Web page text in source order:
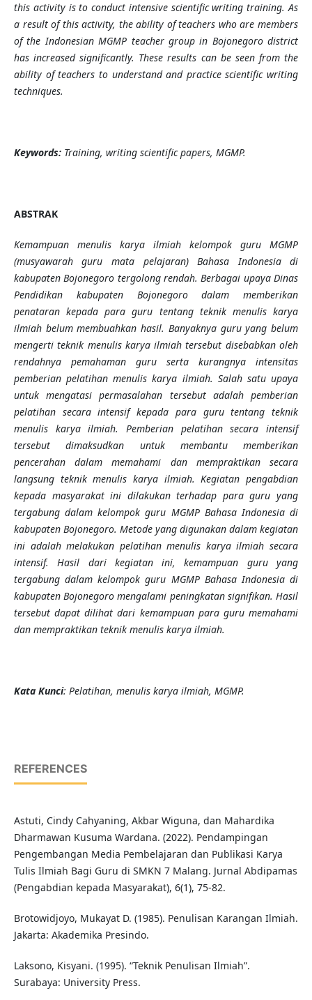
this activity is to conduct intensive scientific writing training. As
a result of this activity, the ability of teachers who are members
of the Indonesian MGMP teacher group in Bojonegoro district
has increased significantly. These results can be seen from the
ability of teachers to understand and practice scientific writing
techniques.
Keywords: Training, writing scientific papers, MGMP.
ABSTRAK
Kemampuan menulis karya ilmiah kelompok guru MGMP
(musyawarah guru mata pelajaran) Bahasa Indonesia di
kabupaten Bojonegoro tergolong rendah. Berbagai upaya Dinas
Pendidikan kabupaten Bojonegoro dalam memberikan
penataran kepada para guru tentang teknik menulis karya
ilmiah belum membuahkan hasil. Banyaknya guru yang belum
mengerti teknik menulis karya ilmiah tersebut disebabkan oleh
rendahnya pemahaman guru serta kurangnya intensitas
pemberian pelatihan menulis karya ilmiah. Salah satu upaya
untuk mengatasi permasalahan tersebut adalah pemberian
pelatihan secara intensif kepada para guru tentang teknik
menulis karya ilmiah. Pemberian pelatihan secara intensif
tersebut dimaksudkan untuk membantu memberikan
pencerahan dalam memahami dan mempraktikan secara
langsung teknik menulis karya ilmiah. Kegiatan pengabdian
kepada masyarakat ini dilakukan terhadap para guru yang
tergabung dalam kelompok guru MGMP Bahasa Indonesia di
kabupaten Bojonegoro. Metode yang digunakan dalam kegiatan
ini adalah melakukan pelatihan menulis karya ilmiah secara
intensif. Hasil dari kegiatan ini, kemampuan guru yang
tergabung dalam kelompok guru MGMP Bahasa Indonesia di
kabupaten Bojonegoro mengalami peningkatan signifikan. Hasil
tersebut dapat dilihat dari kemampuan para guru memahami
dan mempraktikan teknik menulis karya ilmiah.
Kata Kunci: Pelatihan, menulis karya ilmiah, MGMP.
REFERENCES
Astuti, Cindy Cahyaning, Akbar Wiguna, dan Mahardika
Dharmawan Kusuma Wardana. (2022). Pendampingan
Pengembangan Media Pembelajaran dan Publikasi Karya
Tulis Ilmiah Bagi Guru di SMKN 7 Malang. Jurnal Abdipamas
(Pengabdian kepada Masyarakat), 6(1), 75-82.
Brotowidjoyo, Mukayat D. (1985). Penulisan Karangan Ilmiah.
Jakarta: Akademika Presindo.
Laksono, Kisyani. (1995). “Teknik Penulisan Ilmiah”.
Surabaya: University Press.